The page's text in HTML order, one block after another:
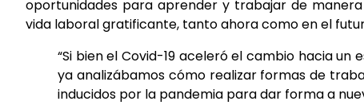
oportunidades para aprender y trabajar de
vida laboral gratificante, tanto ahora como en el
“Si bien el Covid-19 aceleró el cambio hacia
ya analizábamos cómo realizar formas de
inducidos por la pandemia para dar forma a